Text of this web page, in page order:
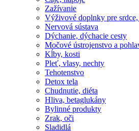
Zažívanie
Výživové doplnky pre
Nervová sústava
Dýchanie, dýchacie cesty
Močové ústrojenstvo a
Kĺby, kosti
Pleť, vlasy, nechty
Tehotenstvo
Detox tela
Chudnutie, diéta
Hliva, betaglukány
Bylinné produkty
Zrak, oči
Sladidlá